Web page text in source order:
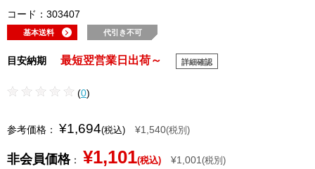
コード：303407
基本送料 代引き不可
目安納期 最短翌営業日出荷～ 詳細確認
(0)
参考価格： ¥1,694(税込) ¥1,540(税別)
非会員価格： ¥1,101(税込) ¥1,001 (税別)